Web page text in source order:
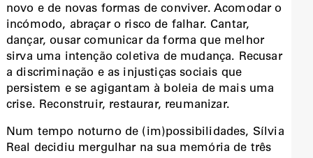
novo e de novas formas de conviver. Acomodar o
incómodo, abraçar o risco de falhar. Cantar,
dançar, ousar comunicar da forma que melhor
sirva uma intenção coletiva de mudança. Recusar
a discriminação e as injustiças sociais que
persistem e se agigantam à boleia de mais uma
crise. Reconstruir, restaurar, reumanizar.
Num tempo noturno de (im)possibilidades, Sílvia
Real decidiu mergulhar na sua memória de três